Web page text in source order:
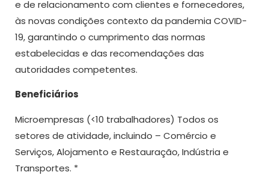
e de relacionamento com clientes e fornecedores,
às novas condições contexto da pandemia COVID-
19, garantindo o cumprimento das normas
estabelecidas e das recomendações das
autoridades competentes.
Beneficiários
Microempresas (<10 trabalhadores) Todos os
setores de atividade, incluindo – Comércio e
Serviços, Alojamento e Restauração, Indústria e
Transportes. *